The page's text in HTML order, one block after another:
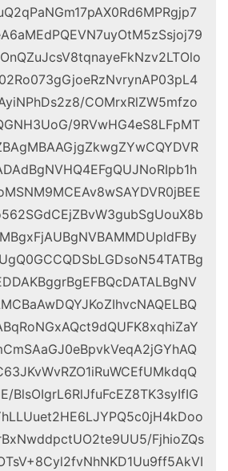
COMrxRlZW5mfzo
9RVwHG4eS8LFpMT
BlsOIgrL6RlJfuFcEZ8TK3syIfIG
FjhioZQs